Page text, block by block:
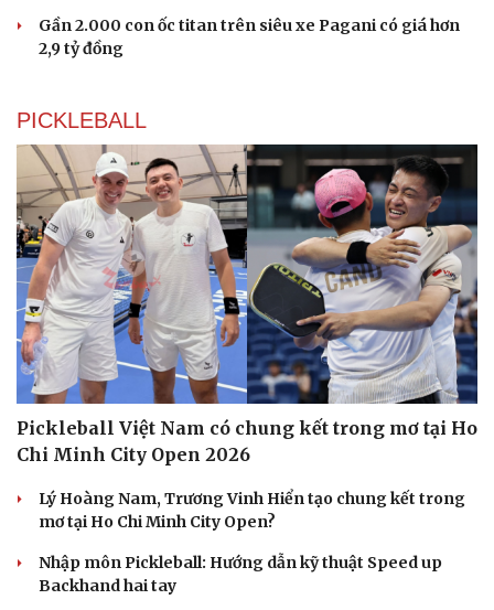
Du lịch
Tư vấn
Săn Tour
check-in
Podcast
Câu chuyện thời sự
Đọc truyện đêm khuya
Cửa sổ tình yêu
Kể chuyện cho bé
Hạt giống tâm hồn
Gần 2.000 con ốc titan trên siêu xe Pagani có giá hơn
2,9 tỷ đồng
PICKLEBALL
Pickleball Việt Nam có chung kết trong mơ tại Ho
Chi Minh City Open 2026
Lý Hoàng Nam, Trương Vinh Hiển tạo chung kết trong
mơ tại Ho Chi Minh City Open?
Nhập môn Pickleball: Hướng dẫn kỹ thuật Speed up
Backhand hai tay